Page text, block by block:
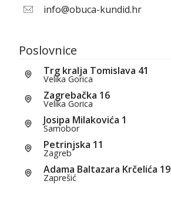
info@obuca-kundid.hr
Poslovnice
Trg kralja Tomislava 41
Velika Gorica
Zagrebačka 16
Velika Gorica
Josipa Milakovića 1
Samobor
Petrinjska 11
Zagreb
Adama Baltazara Krčelića 19
Zaprešić